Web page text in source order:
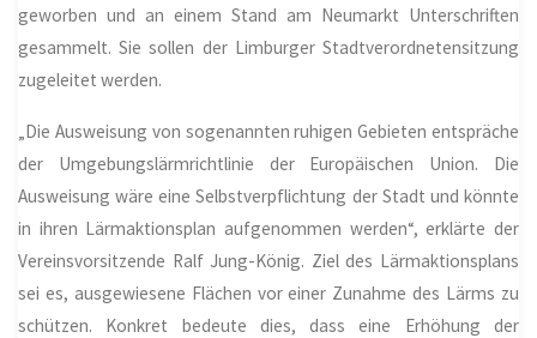
geworben und an einem Stand am Neumarkt Unterschriften
gesammelt. Sie sollen der Limburger Stadtverordnetensitzung
zugeleitet werden.
„Die Ausweisung von sogenannten ruhigen Gebieten entspräche
der Umgebungslärmrichtlinie der Europäischen Union. Die
Ausweisung wäre eine Selbstverpflichtung der Stadt und könnte
in ihren Lärmaktionsplan aufgenommen werden“, erklärte der
Vereinsvorsitzende Ralf Jung-König. Ziel des Lärmaktionsplans
sei es, ausgewiesene Flächen vor einer Zunahme des Lärms zu
schützen. Konkret bedeute dies, dass eine Erhöhung der